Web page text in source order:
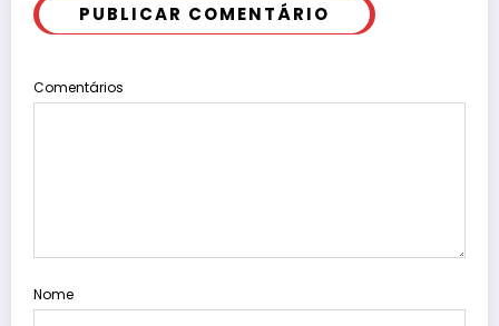
PUBLICAR COMENTÁRIO
Comentários
Nome